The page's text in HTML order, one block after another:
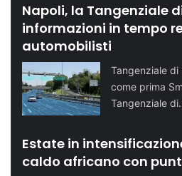
Napoli, la Tangenziale
informazioni in tempo
automobilisti
Tangenziale
come prima
Tangenziale
Estate in
caldo africano con